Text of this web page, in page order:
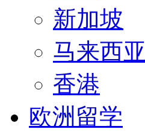
新加坡
马来西亚
香港
欧洲留学